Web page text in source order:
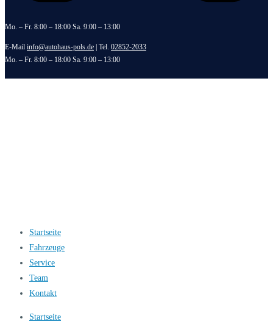
Mo. – Fr. 8:00 – 18:00 Sa. 9:00 – 13:00
E-Mail info@autohaus-pols.de | Tel. 02852-2033
Mo. – Fr. 8:00 – 18:00 Sa. 9:00 – 13:00
Startseite
Fahrzeuge
Service
Team
Kontakt
Startseite